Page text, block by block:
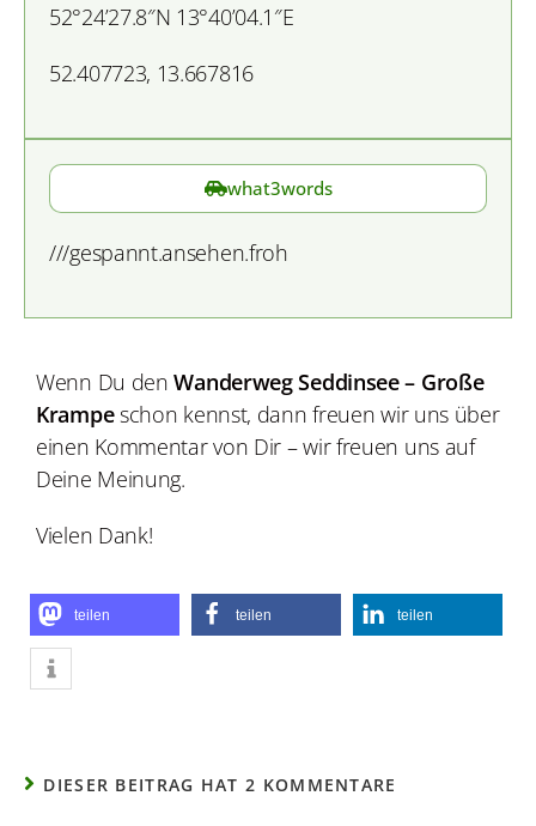
52°24’27.8″N 13°40’04.1″E
52.407723, 13.667816
what3words
///gespannt.ansehen.froh
Wenn Du denWanderweg Seddinsee – Große
Krampeschon kennst, dann freuen wiruns über
einen Kommentar von Dir – wir freuen uns auf
Deine Meinung.
Vielen Dank!
teilen teilen teilen
DIESER BEITRAG HAT 2 KOMMENTARE